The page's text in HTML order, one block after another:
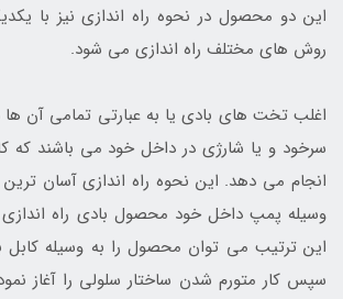
این دو محصول در نحوه راه اندازی نیز با
روش های مختلف راه اندازی می شود.
اغلب تخت های بادی یا به عبارتی تمامی آن ها
سرخود و یا شارژی در داخل خود می باشند که
انجام می دهد. این نحوه راه اندازی آسان
وسیله پمپ داخل خود محصول بادی راه
این ترتیب می توان محصول را به وسیله
سپس کار متورم شدن ساختار سلولی را آغاز